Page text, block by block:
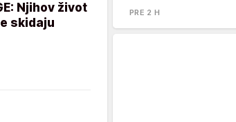
Njihov život
skidaju
PRE 2 H